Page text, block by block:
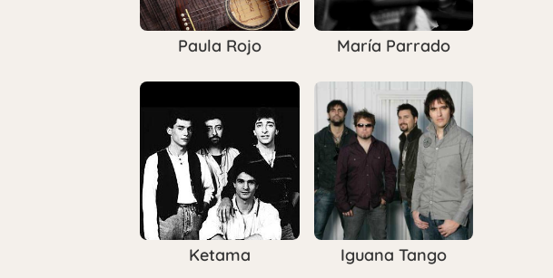
Paula Rojo María Parrado
Ketama Iguana Tango